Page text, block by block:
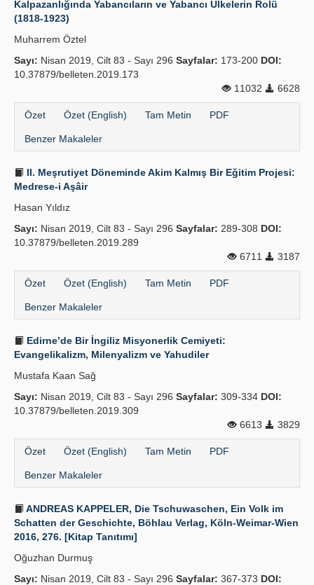
Yayın Politikaları
Kılavuzlar
İletişim
Kalpazanlığında Yabancıların ve Yabancı Ülkelerin Rolü
(1818-1923)
Muharrem Öztel
Sayı: Nisan 2019, Cilt 83 - Sayı 296 Sayfalar: 173-200 DOI:
10.37879/belleten.2019.173
11032
6628
Özet Özet (English) Tam Metin PDF
Benzer Makaleler
II. Meşrutiyet Döneminde Akim Kalmış Bir Eğitim Projesi:
Medrese-i Aşâir
Hasan Yıldız
Sayı: Nisan 2019, Cilt 83 - Sayı 296 Sayfalar: 289-308 DOI:
10.37879/belleten.2019.289
6711
3187
Özet Özet (English) Tam Metin PDF
Benzer Makaleler
Edirne’de Bir İngiliz Misyonerlik Cemiyeti:
Evangelikalizm, Milenyalizm ve Yahudiler
Mustafa Kaan Sağ
Sayı: Nisan 2019, Cilt 83 - Sayı 296 Sayfalar: 309-334 DOI:
10.37879/belleten.2019.309
6613
3829
Özet Özet (English) Tam Metin PDF
Benzer Makaleler
ANDREAS KAPPELER, Die Tschuwaschen, Ein Volk im
Schatten der Geschichte, Böhlau Verlag, Köln-Weimar-Wien
2016, 276. [Kitap Tanıtımı]
Oğuzhan Durmuş
Sayı: Nisan 2019, Cilt 83 - Sayı 296 Sayfalar: 367-373 DOI: